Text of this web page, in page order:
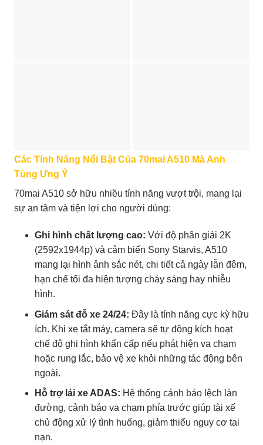
Các Tính Năng Nổi Bật Của 70mai A510 Mà Anh
Tùng Ưng Ý
70mai A510 sở hữu nhiều tính năng vượt trội, mang lại
sự an tâm và tiện lợi cho người dùng:
Ghi hình chất lượng cao: Với độ phân giải 2K
(2592x1944p) và cảm biến Sony Starvis, A510
mang lại hình ảnh sắc nét, chi tiết cả ngày lẫn đêm,
hạn chế tối đa hiện tượng cháy sáng hay nhiễu
hình.
Giám sát đỗ xe 24/24: Đây là tính năng cực kỳ hữu
ích. Khi xe tắt máy, camera sẽ tự động kích hoạt
chế độ ghi hình khẩn cấp nếu phát hiện va chạm
hoặc rung lắc, bảo vệ xe khỏi những tác động bên
ngoài.
Hỗ trợ lái xe ADAS: Hệ thống cảnh báo lệch làn
đường, cảnh báo va chạm phía trước giúp tài xế
chủ động xử lý tình huống, giảm thiểu nguy cơ tai
nạn.